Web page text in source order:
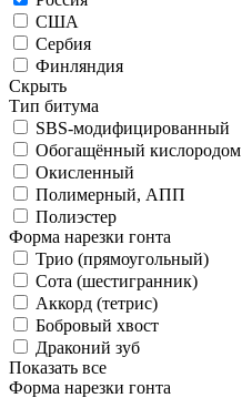
США
Сербия
Финляндия
Скрыть
Тип битума
SBS-модифицированный
Обогащённый кислородом
Окисленный
Полимерный, АПП
Полиэстер
Форма нарезки гонта
Трио (прямоугольный)
Сота (шестигранник)
Аккорд (тетрис)
Бобровый хвост
Драконий зуб
Показать все
Форма нарезки гонта